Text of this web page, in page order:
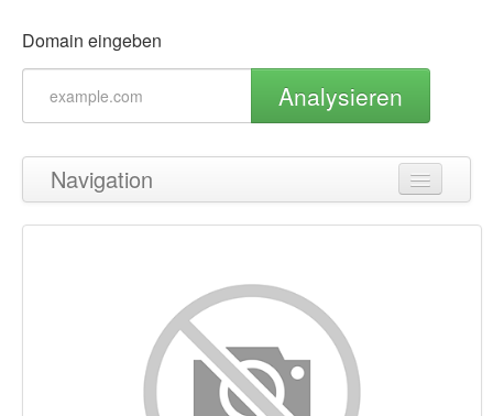
Domain eingeben
Analysieren
Navigation
Zurück zum Seitenanfang
Suchbegriffe
Benutzerfreundlichkeit